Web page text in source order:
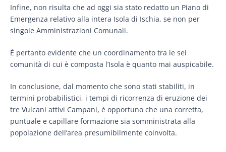
Infine, non risulta che ad oggi sia stato redatto un Piano di
Emergenza relativo alla intera Isola di Ischia, se non per
singole Amministrazioni Comunali.
È pertanto evidente che un coordinamento tra le sei
comunità di cui è composta l’Isola è quanto mai auspicabile.
In conclusione, dal momento che sono stati stabiliti, in
termini probabilistici, i tempi di ricorrenza di eruzione dei
tre Vulcani attivi Campani, è opportuno che una corretta,
puntuale e capillare formazione sia somministrata alla
popolazione dell’area presumibilmente coinvolta.